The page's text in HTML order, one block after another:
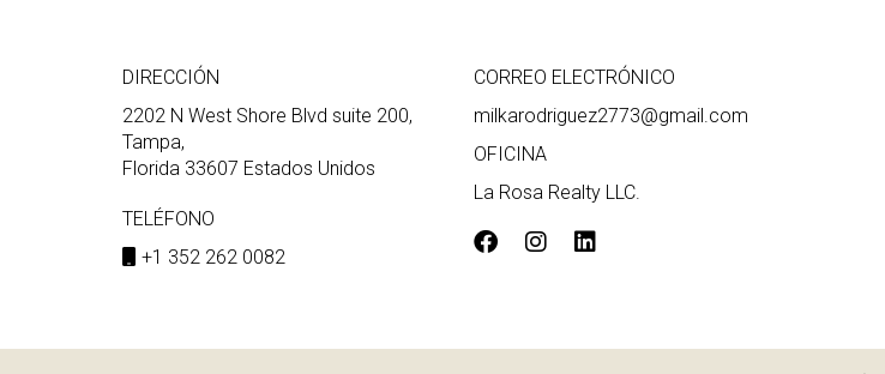
DIRECCIÓN
2202 N West Shore Blvd suite 200,
Tampa,
Florida 33607 Estados Unidos
TELÉFONO
+1 352 262 0082
CORREO ELECTRÓNICO
milkarodriguez2773@gmail.com
OFICINA
La Rosa Realty LLC.